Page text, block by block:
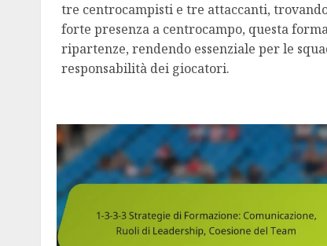
tre centrocampisti e tre attaccanti,
forte presenza a centrocampo, questa
ripartenze, rendendo essenziale per le
responsabilità dei giocatori.